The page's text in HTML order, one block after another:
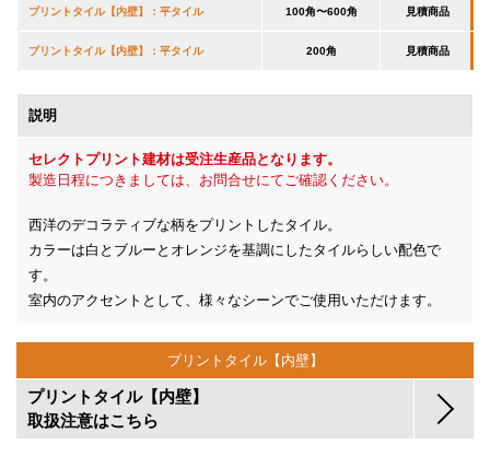
プリントタイル【内壁】：平タイル 100角〜600角 見積商品
プリントタイル【内壁】：平タイル 200角 見積商品
説明
セレクトプリント建材は受注生産品となります。
製造日程につきましては、お問合せにてご確認ください。
西洋のデコラティブな柄をプリントしたタイル。
カラーは白とブルーとオレンジを基調にしたタイルらしい配色で
す。
室内のアクセントとして、様々なシーンでご使用いただけます。
プリントタイル【内壁】
プリントタイル【内壁】
取扱注意はこちら